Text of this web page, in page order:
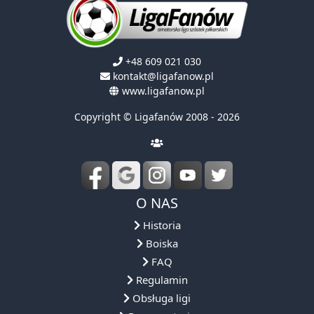
+48 609 021 030
kontakt@ligafanow.pl
www.ligafanow.pl
Copyright © Ligafanów 2008 - 2026
O NAS
Historia
Boiska
FAQ
Regulamin
Obsługa ligi